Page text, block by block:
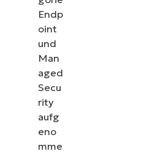
Endp
oint
und
Man
aged
Secu
rity
aufg
eno
mme